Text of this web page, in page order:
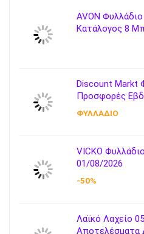
AVON
Κατάλογος 8
Discount Markt
Προσφορές
ΦΥΛΛΑΔΙΟ
VICKO
01/08/2026
-50%
Λαϊκό Λαχείο
Αποτελέσματα